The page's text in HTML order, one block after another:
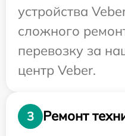
устройства
сложного
перевозку за
центр Veber.
3
Ремонт